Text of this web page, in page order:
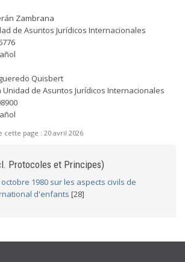
Zambrana
de Asuntos Jurídicos Internacionales
Quisbert
Unidad de Asuntos Jurídicos Internacionales
cette page : 20 avril 2026
Protocoles et Principes)
1980 sur les aspects civils de
d'enfants [28]